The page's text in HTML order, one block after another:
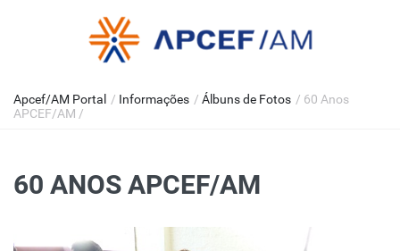
Apcef/AM Portal / Informações / Álbuns de Fotos / 60 Anos
APCEF/AM /
60 ANOS APCEF/AM